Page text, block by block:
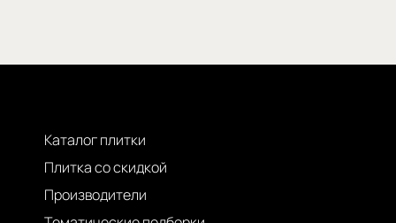
Каталог плитки
Плитка со скидкой
Производители